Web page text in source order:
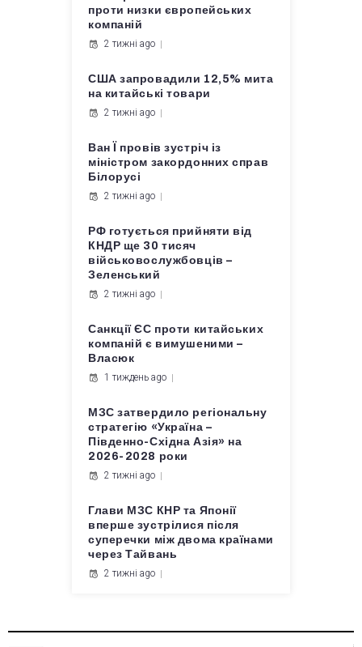
проти низки європейських
компаній
2 тижні ago
США запровадили 12,5% мита
на китайські товари
2 тижні ago
Ван Ї провів зустріч із
міністром закордонних справ
Білорусі
2 тижні ago
РФ готується прийняти від
КНДР ще 30 тисяч
військовослужбовців –
Зеленський
2 тижні ago
Санкції ЄС проти китайських
компаній є вимушеними –
Власюк
1 тиждень ago
МЗС затвердило регіональну
стратегію «Україна –
Південно-Східна Азія» на
2026-2028 роки
2 тижні ago
Глави МЗС КНР та Японії
вперше зустрілися після
суперечки між двома країнами
через Тайвань
2 тижні ago